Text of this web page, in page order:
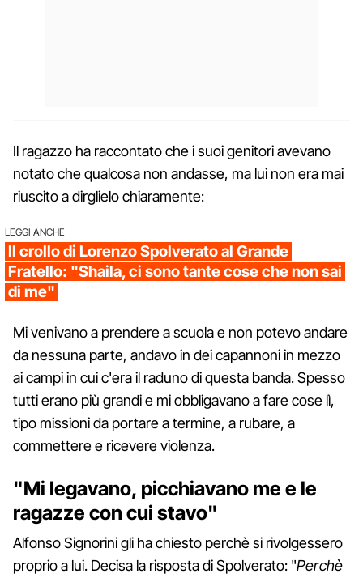
Il ragazzo ha raccontato che i suoi genitori avevano
notato che qualcosa non andasse, ma lui non era mai
riuscito a dirglielo chiaramente:
LEGGI ANCHE
Il crollo di Lorenzo Spolverato al Grande
Fratello: "Shaila, ci sono tante cose che non sai
di me"
Mi venivano a prendere a scuola e non potevo andare
da nessuna parte, andavo in dei capannoni in mezzo
ai campi in cui c'era il raduno di questa banda. Spesso
tutti erano più grandi e mi obbligavano a fare cose lì,
tipo missioni da portare a termine, a rubare, a
commettere e ricevere violenza.
"Mi legavano, picchiavano me e le
ragazze con cui stavo"
Alfonso Signorini gli ha chiesto perchè si rivolgessero
proprio a lui. Decisa la risposta di Spolverato: "Perchè